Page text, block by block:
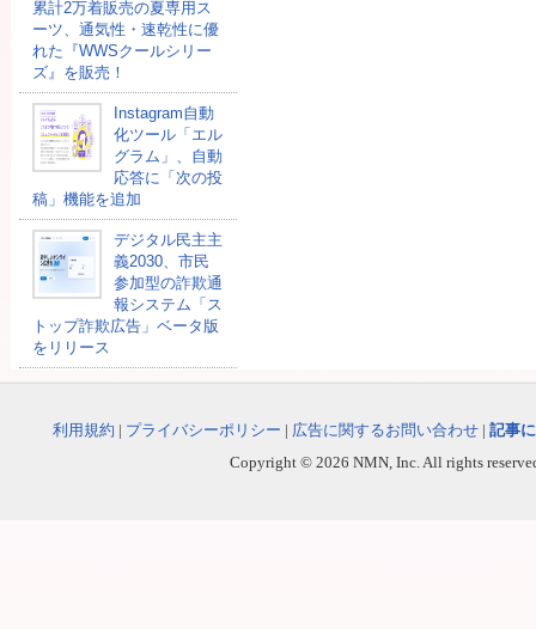
累計2万着販売の夏専用ス
ーツ、通気性・速乾性に優
れた『WWSクールシリー
ズ』を販売！
Instagram自動
化ツール「エル
グラム」、自動
応答に「次の投
稿」機能を追加
デジタル民主主
義2030、市民
参加型の詐欺通
報システム「ス
トップ詐欺広告」ベータ版
をリリース
利用規約 | プライバシーポリシー | 広告に関するお問い合わせ | 記事
Copyright © 2026 NMN, Inc. All rights